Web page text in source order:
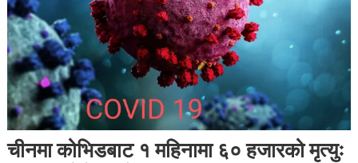
चीनमा कोभिडबाट १ महिनामा ६० हजारको मृत्युः